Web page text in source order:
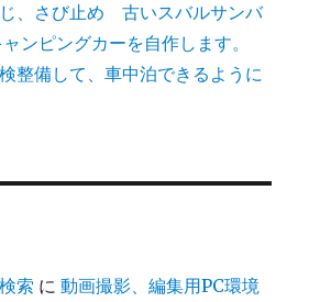
、さび止め 古いスバルサンバ
ンピングカーを自作します。
整備して、車中泊できるように
索 に動画撮影、編集用PC環境